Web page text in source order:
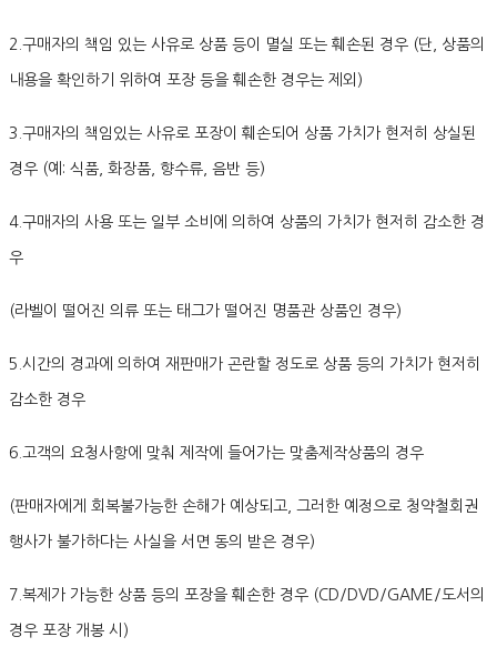
2.구매자의 책임 있는 사유로 상품 등이 멸실 또는 훼손된 경우 (단, 상품의
내용을 확인하기 위하여 포장 등을 훼손한 경우는 제외)
3.구매자의 책임있는 사유로 포장이 훼손되어 상품 가치가 현저히 상실된
경우 (예: 식품, 화장품, 향수류, 음반 등)
4.구매자의 사용 또는 일부 소비에 의하여 상품의 가치가 현저히 감소한 경
우
(라벨이 떨어진 의류 또는 태그가 떨어진 명품관 상품인 경우)
5.시간의 경과에 의하여 재판매가 곤란할 정도로 상품 등의 가치가 현저히
감소한 경우
6.고객의 요청사항에 맞춰 제작에 들어가는 맞춤제작상품의 경우
(판매자에게 회복불가능한 손해가 예상되고, 그러한 예정으로 청약철회권
행사가 불가하다는 사실을 서면 동의 받은 경우)
7.복제가 가능한 상품 등의 포장을 훼손한 경우 (CD/DVD/GAME/도서의
경우 포장 개봉 시)